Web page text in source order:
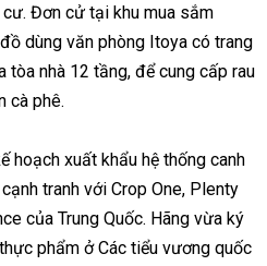
Đơn cử tại khu mua sắm
dùng văn phòng Itoya có trang
tòa nhà 12 tầng, để cung cấp rau
cà phê.
hoạch xuất khẩu hệ thống canh
tranh với Crop One, Plenty
của Trung Quốc. Hãng vừa ký
phẩm ở Các tiểu vương quốc